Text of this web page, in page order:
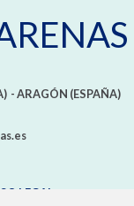
- ARAGÓN (ESPAÑA)
LEGAL